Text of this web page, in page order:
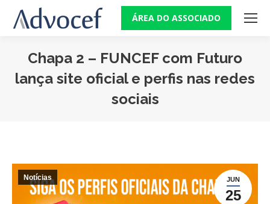
ÁREA DO ASSOCIADO
Chapa 2 – FUNCEF com Futuro
lança site oficial e perfis nas redes
sociais
JUN
25
Notícias